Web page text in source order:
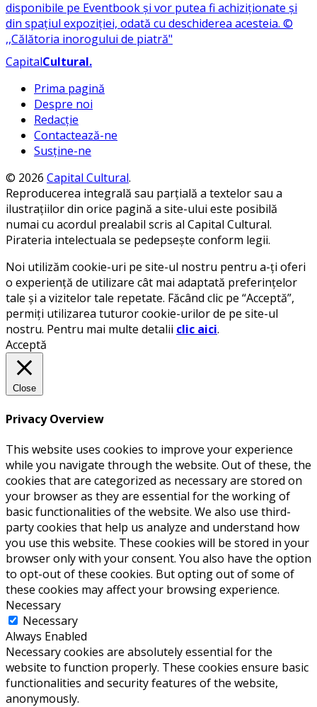
CapitalCultural.
Prima pagină
Despre noi
Redacție
Contactează-ne
Susține-ne
© 2026 Capital Cultural.
Reproducerea integrală sau parțială a textelor sau a
ilustrațiilor din orice pagină a site-ului este posibilă
numai cu acordul prealabil scris al Capital Cultural.
Pirateria intelectuala se pedepsește conform legii.
Noi utilizăm cookie-uri pe site-ul nostru pentru a-ți oferi
o experiență de utilizare cât mai adaptată preferințelor
tale și a vizitelor tale repetate. Făcând clic pe “Acceptă”,
permiți utilizarea tuturor cookie-urilor de pe site-ul
nostru. Pentru mai multe detalii clic aici.
Acceptă
Close
Privacy Overview
This website uses cookies to improve your experience
while you navigate through the website. Out of these, the
cookies that are categorized as necessary are stored on
your browser as they are essential for the working of
basic functionalities of the website. We also use third-
party cookies that help us analyze and understand how
you use this website. These cookies will be stored in your
browser only with your consent. You also have the option
to opt-out of these cookies. But opting out of some of
these cookies may affect your browsing experience.
Necessary
Necessary
Always Enabled
Necessary cookies are absolutely essential for the
website to function properly. These cookies ensure basic
functionalities and security features of the website,
anonymously.